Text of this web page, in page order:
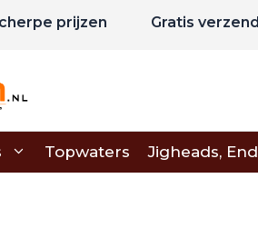
prijzen Gratis
Topwaters Jigheads,